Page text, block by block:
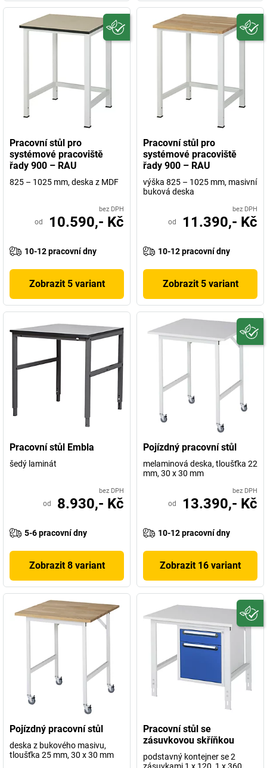
Pracovní stůl pro
systémové pracoviště
řady 900 – RAU
825 – 1025 mm, deska z MDF
bez DPH
od 10.590,- Kč
10-12 pracovní dny
Zobrazit 5 variant
Pracovní stůl pro
systémové pracoviště
řady 900 – RAU
výška 825 – 1025 mm, masivní
buková deska
bez DPH
od 11.390,- Kč
10-12 pracovní dny
Zobrazit 5 variant
Pracovní stůl Embla
šedý laminát
bez DPH
od 8.930,- Kč
5-6 pracovní dny
Zobrazit 8 variant
Pojízdný pracovní stůl
melaminová deska, tloušťka 22
mm, 30 x 30 mm
bez DPH
od 13.390,- Kč
10-12 pracovní dny
Zobrazit 16 variant
Pojízdný pracovní stůl
deska z bukového masivu,
tloušťka 25 mm, 30 x 30 mm
Pracovní stůl se
zásuvkovou skříňkou
podstavný kontejner se 2